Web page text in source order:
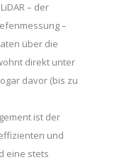
– der
–
über die
direkt unter
davor (bis zu
ist der
und
eine stets